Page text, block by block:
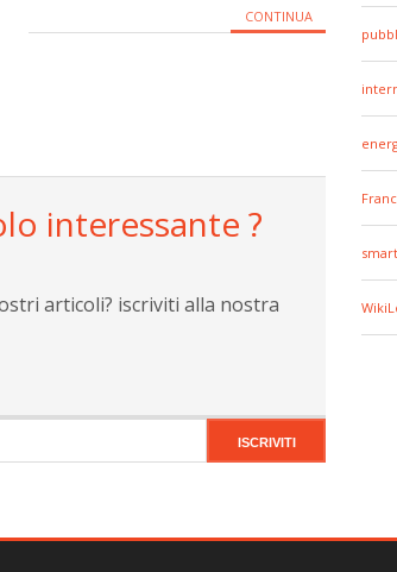
CONTINUA
interessante ?
articoli? iscriviti alla nostra